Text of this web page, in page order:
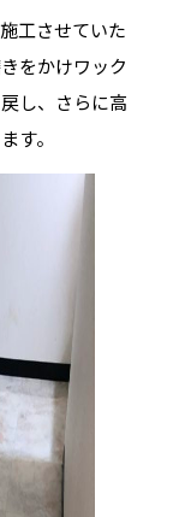
工させていた
をかけワック
し、さらに高
す。